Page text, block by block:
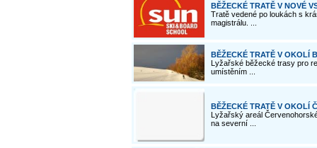
BĚŽECKÉ TRATĚ V NOVÉ
Tratě vedené po loukách s
magistrálu. ...
BĚŽECKÉ TRATĚ V OKOLÍ
Lyžařské běžecké trasy pro
umístěním ...
BĚŽECKÉ TRATĚ V OKOLÍ
Lyžařský areál
na severní ...